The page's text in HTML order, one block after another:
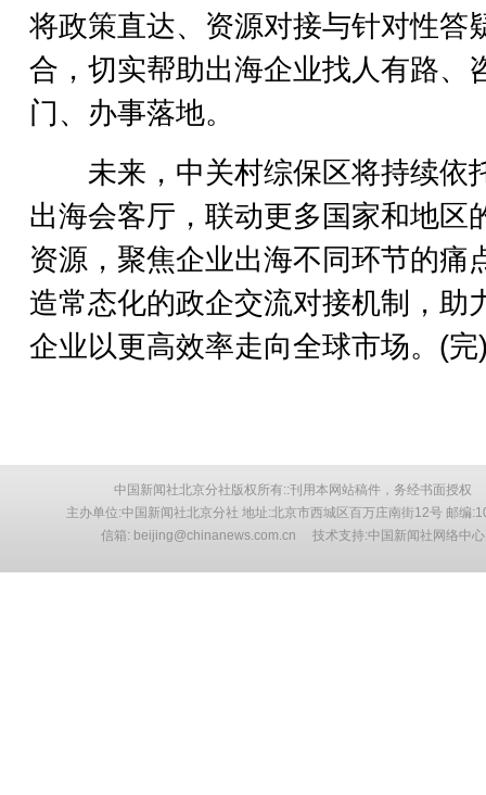
将政策直达、资源对接与针对性答
合，切实帮助出海企业找人有路、
门、办事落地。
未来，中关村综保区将持续依
出海会客厅，联动更多国家和地区
资源，聚焦企业出海不同环节的痛
造常态化的政企交流对接机制，助
企业以更高效率走向全球市场。(完
中国新闻社北京分社版权所有::刊用本网站稿件，务经书面授权
主办单位:中国新闻社北京分社 地址:北京市西城区百万庄南街12号 邮编
信箱: beijing@chinanews.com.cn 技术支持:中国新闻社网络中心